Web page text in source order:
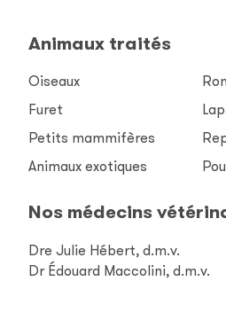
Animaux traités
Oiseaux
Furet
Petits mammifères
Animaux exotiques
Nos médecins
Dre Julie Hébert, d.m.v.
Dr Édouard Maccolini, d.m.v.